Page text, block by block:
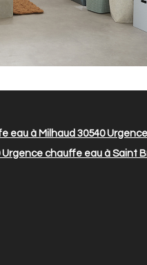
eau à Milhaud 30540
Urgence chauffe eau à Saint